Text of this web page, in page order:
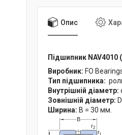
Опис
Підшипник NAV4010
Виробник: FO
Тип підшипника:
Внутрішній діаметр:
Зовнішній діаметр:
Ширина: B = 30 мм.